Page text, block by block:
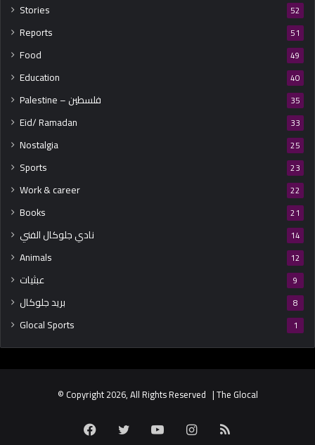
Stories 52
Reports 51
Food 49
Education 40
Palestine – فلسطين 35
Eid/ Ramadan 33
Nostalgia 25
Sports 23
Work & career 22
Books 21
نادي جلوكال الفني 14
Animals 12
عبثيات 9
بريد جلوكال 8
Glocal Sports 1
© Copyright 2026, All Rights Reserved | The Glocal
Facebook Twitter YouTubeInstagram